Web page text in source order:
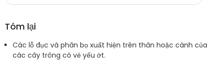
Tóm lại
Các lỗ đục và phân bọ xuất hiện trên thân hoặc cành của
các cây trông có vẻ yếu ớt.